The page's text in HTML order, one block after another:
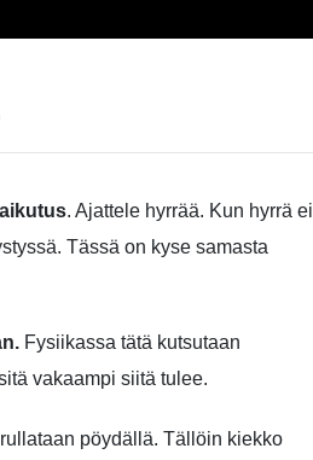
. Ajattele hyrrää. Kun hyrrä ei
Tässä on kyse samasta
Fysiikassa tätä kutsutaan
vakaampi siitä tulee.
pöydällä. Tällöin kiekko